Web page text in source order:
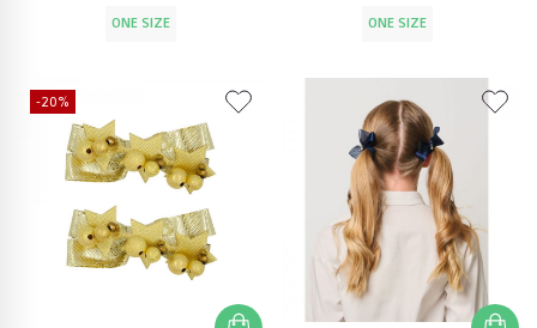
ONE SIZE ONE SIZE
-20%